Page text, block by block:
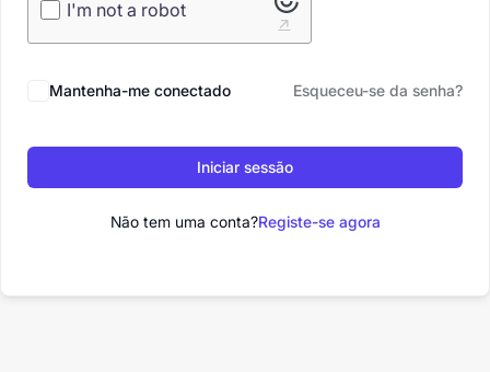
I'm not a robot
Mantenha-me conectado Esqueceu-se da senha?
Iniciar sessão
Não tem uma conta?Registe-se agora